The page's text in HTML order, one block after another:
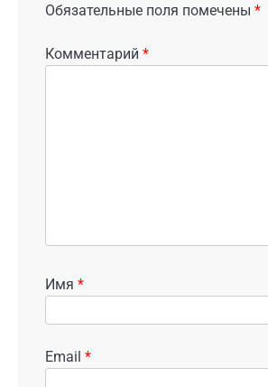
Обязательные поля помечены *
Комментарий *
Имя *
Email *